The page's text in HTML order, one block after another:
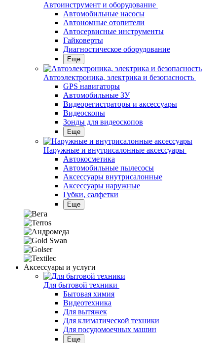
Автоинструмент и оборудование
Автомобильные насосы
Автономные отопители
Автосервисные инструменты
Гайковерты
Диагностическое оборудование
Еще
Автоэлектроника, электрика и безопасность
GPS навигаторы
Автомобильные ЗУ
Видеорегистраторы и аксессуары
Видеоскопы
Зонды для видеоскопов
Еще
Наружные и внутрисалонные аксессуары
Автокосметика
Автомобильные пылесосы
Аксесcуары внутрисалонные
Аксессуары наружные
Губки, салфетки
Еще
Аксессуары и услуги
Для бытовой техники
Бытовая химия
Видеотехника
Для вытяжек
Для климатической техники
Для посудомоечных машин
Еще